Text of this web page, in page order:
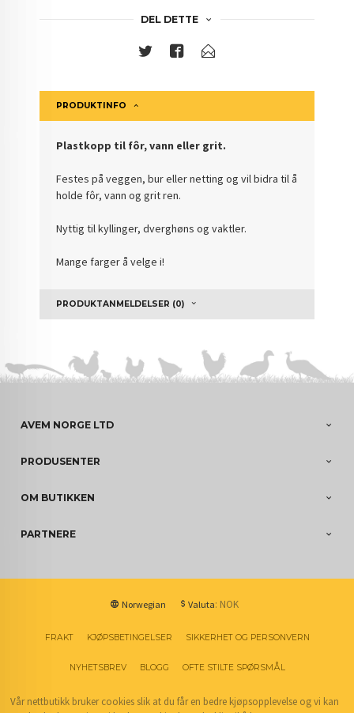
DEL DETTE
PRODUKTINFO
Plastkopp til fôr, vann eller grit.
Festes på veggen, bur eller netting og vil bidra til å
holde fôr, vann og grit ren.
Nyttig til kyllinger, dverghøns og vaktler.
Mange farger å velge i!
PRODUKTANMELDELSER (0)
AVEM NORGE LTD
PRODUSENTER
OM BUTIKKEN
PARTNERE
Norwegian Valuta: NOK
FRAKT KJØPSBETINGELSER SIKKERHET OG PERSONVERN
NYHETSBREV BLOGG OFTE STILTE SPØRSMÅL
Vår nettbutikk bruker cookies slik at du får en bedre kjøpsopplevelse og vi kan